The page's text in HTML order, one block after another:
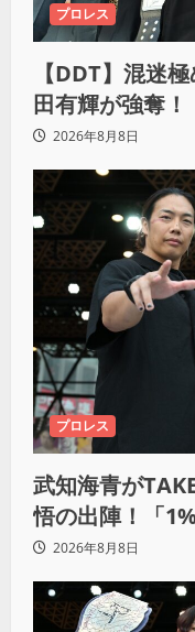
プロレス
【DDT】混迷
田有輝が強奪
入れるからな！
2026年8月8日
プロレス
武知海青が
悟の出陣！「
ちにいきたい」
2026年8月8日